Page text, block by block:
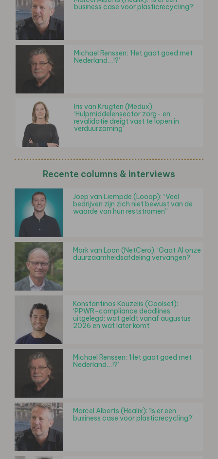
business case voor plasticrecycling?’
Michael Renssen: ‘Het gaat goed met
Nederland…!?’
Iris van Krugten (Medux):
‘Hulpmiddelensector zorg- en
revalidatie dreigt vast te lopen in
verduurzaming’
Recente columns & interviews
Joep van Liempde (Looop): “Veel
bedrijven zijn zich niet bewust van de
waarde van hun reststromen”
Mark van Loon (NetCero): ‘Gaat AI onze
duurzaamheidsafdeling vervangen?’
Konstantinos Kouzelis (Coolset):
‘PPWR-compliance deadlines
uitgelegd: wat geldt vanaf augustus
2026 en wat later komt’
Michael Renssen: ‘Het gaat goed met
Nederland…!?’
Marcel Alberts (Healix): ‘Is er een
business case voor plasticrecycling?’